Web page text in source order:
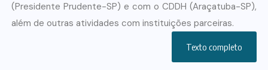
(Presidente Prudente-SP) e com o CDDH (Araçatuba-SP),
além de outras atividades com instituições parceiras.
Texto completo